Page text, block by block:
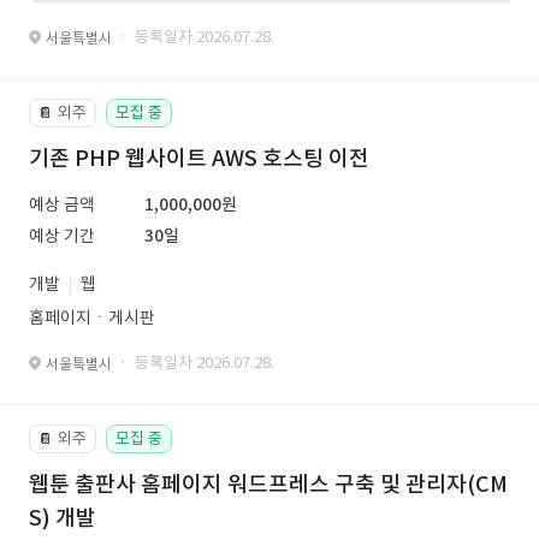
서울특별시 · 등록일자 2026.07.28.
📔 외주 모집 중
기존 PHP 웹사이트 AWS 호스팅 이전
예상 금액
1,000,000원
예상 기간
30일
개발
웹
홈페이지ㆍ게시판
서울특별시 · 등록일자 2026.07.28.
📔 외주 모집 중
웹툰 출판사 홈페이지 워드프레스 구축 및 관리자(CM
S) 개발